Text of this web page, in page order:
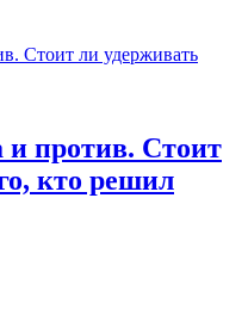
против. Стоит
кто решил